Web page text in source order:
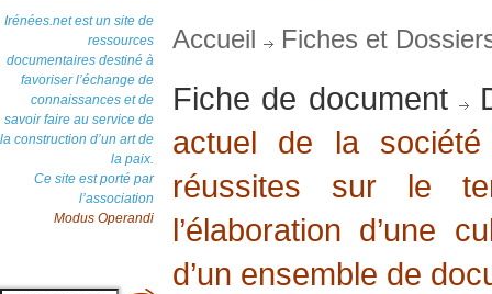
Irénées.net est un site de
ressources
documentaires destiné à
favoriser l’échange de
connaissances et de
savoir faire au service de
la construction d’un art de
la paix.
Ce site est porté par
l’association
Modus Operandi
Accueil Fiches et
Fiche de document
actuel de la
réussites sur le
l’élaboration d’une
d’un ensemble de